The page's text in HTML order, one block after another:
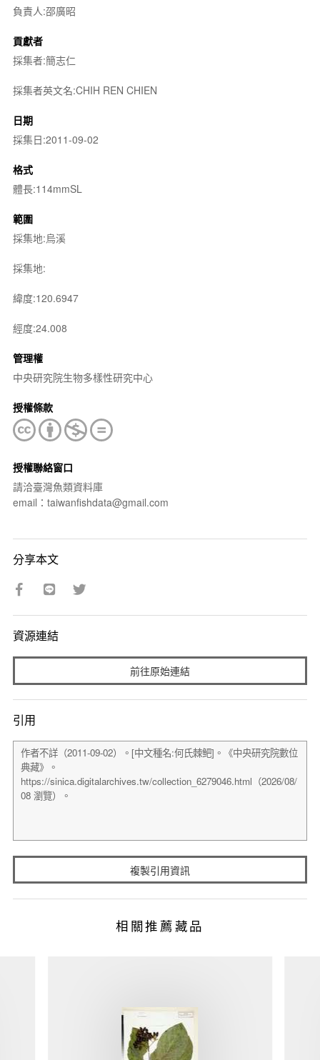
負責人:邵廣昭
貢獻者
採集者:簡志仁
採集者英文名:CHIH REN CHIEN
日期
採集日:2011-09-02
格式
體長:114mmSL
範圍
採集地:烏溪
採集地:
緯度:120.6947
經度:24.008
管理權
中央研究院生物多樣性研究中心
授權條款
授權聯絡窗口
請洽臺灣魚類資料庫
email：taiwanfishdata@gmail.com
分享本文
資源連結
前往原始連結
引用
複製引用資訊
相關推薦藏品